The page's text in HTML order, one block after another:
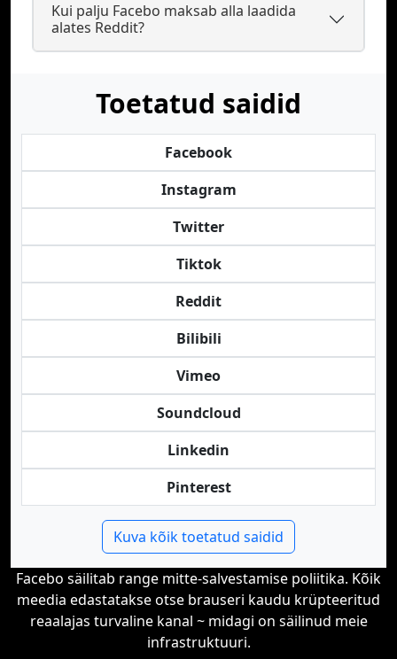
Kui palju Facebo maksab alla laadida
alates Reddit?
Toetatud saidid
Facebook
Instagram
Twitter
Tiktok
Reddit
Bilibili
Vimeo
Soundcloud
Linkedin
Pinterest
Kuva kõik toetatud saidid
Facebo säilitab range mitte-salvestamise poliitika. Kõik
meedia edastatakse otse brauseri kaudu krüpteeritud
reaalajas turvaline kanal ~ midagi on säilinud meie
infrastruktuuri.